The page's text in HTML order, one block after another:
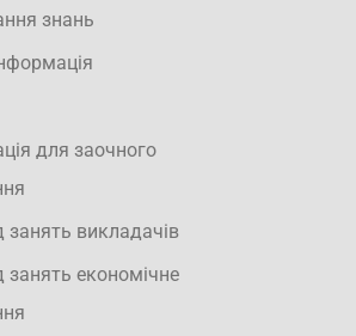
знань
для заочного
занять викладачів
занять економічне